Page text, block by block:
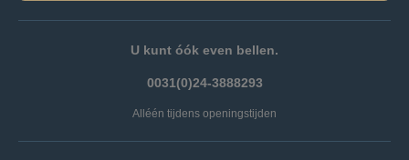
U kunt óók even bellen.
0031(0)24-3888293
Alléén tijdens openingstijden